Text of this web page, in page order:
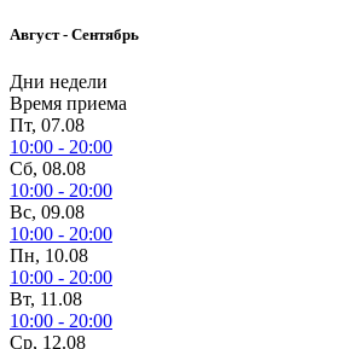
Август - Сентябрь
Дни недели
Время приема
Пт, 07.08
10:00 - 20:00
Сб, 08.08
10:00 - 20:00
Вс, 09.08
10:00 - 20:00
Пн, 10.08
10:00 - 20:00
Вт, 11.08
10:00 - 20:00
Ср, 12.08